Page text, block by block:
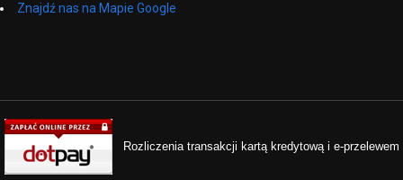
Znajdź nas na Mapie Google
Rozliczenia transakcji kartą kredytową i e-przelewem